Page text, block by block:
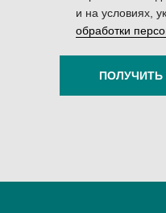
и на условиях,
обработки